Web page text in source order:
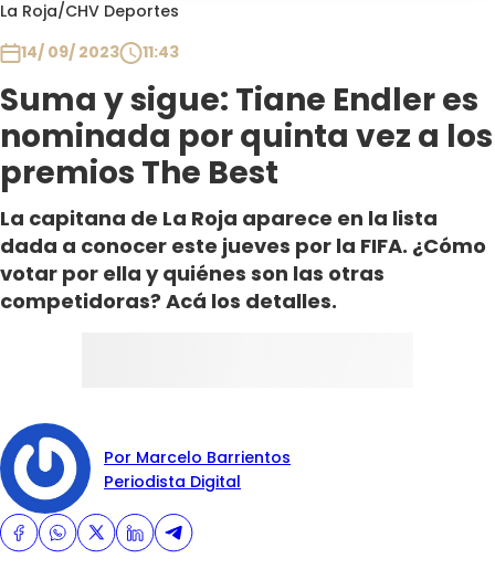
La Roja/CHV Deportes
14/ 09/ 2023
11:43
Suma y sigue: Tiane Endler es
nominada por quinta vez a los
premios The Best
La capitana de La Roja aparece en la lista
dada a conocer este jueves por la FIFA. ¿Cómo
votar por ella y quiénes son las otras
competidoras? Acá los detalles.
Por Marcelo Barrientos
Periodista Digital
Programas
Club De La Comedia
Contigo en Directo
Plan Perfecto
El Tiempo
Sabingo
Todos Los Programas